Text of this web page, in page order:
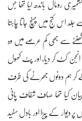
رومال باندھ لیا تھا جس
اس کنج میں پہنچ جاتا چاہتا
گھنٹے سے بھی کم عرصے میں وہ
کٹ کر دیا، اور پٹ کھول
لے کر ہم دونوں جھرنے کی طرف
کیا تھا صاف شفاف پانی
پر دیوار کے پیڑا اور بادل سفید